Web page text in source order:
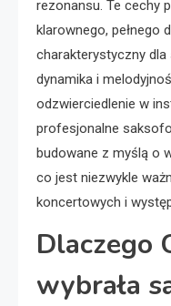
rezonansu. Te cechy
klarownego, pełnego
charakterystyczny dla
dynamika i
odzwierciedlenie w
profesjonalne
budowane z myślą o
co jest niezwykle
koncertowych i
Dlaczego
wybrała